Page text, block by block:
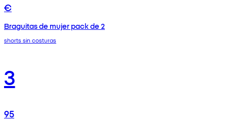
€
Braguitas de mujer pack de 2
shorts sin costuras
3
95